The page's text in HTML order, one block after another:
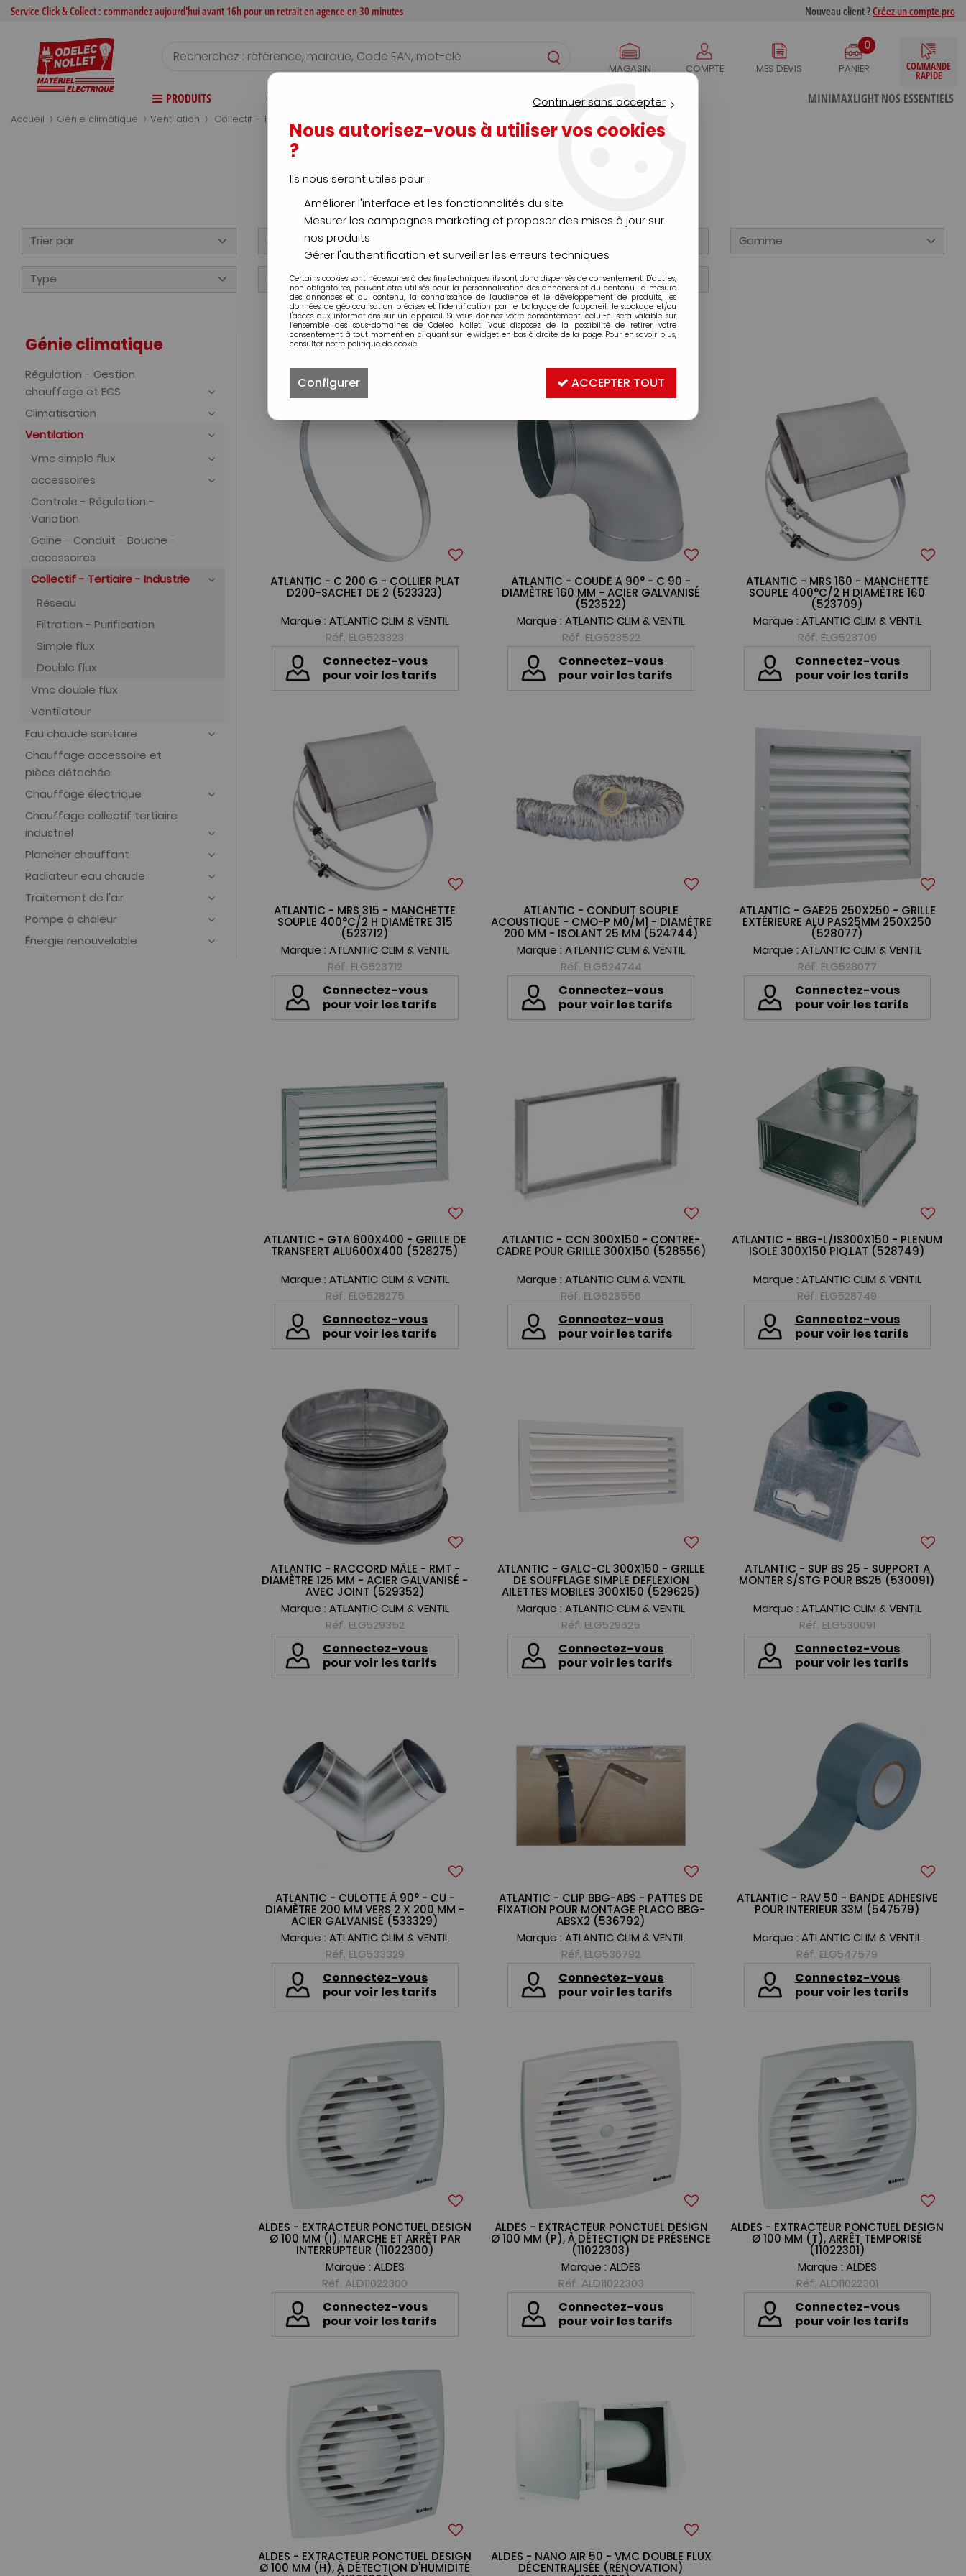
Service Click & Collect : commandez aujourd'hui avant 16h pour un retrait en agence en 30 minutes Nouveau client ?Créez un compte pro
MAGASIN COMPTE MES DEVIS
0
PANIER COMMANDE
RAPIDE
PRODUITS CATALOGUES SERVICES AGENCES MINIMAXLIGHTNOS ESSENTIELS
Accueil > Génie climatique > Ventilation > Collectif - Tertiaire - Industrie
Trier par Disponibilité Gamme
Type Famille Categorie produit
Génie climatique
Régulation - Gestion
chauffage et ECS
Climatisation
Ventilation
Vmc simple flux
accessoires
Controle - Régulation -
Variation
Gaine - Conduit - Bouche -
accessoires
Collectif - Tertiaire - Industrie
Réseau
Filtration - Purification
Simple flux
Double flux
Vmc double flux
Ventilateur
Eau chaude sanitaire
Chauffage accessoire et
pièce détachée
Chauffage électrique
Chauffage collectif tertiaire
industriel
Plancher chauffant
Radiateur eau chaude
Traitement de l'air
Pompe a chaleur
Énergie renouvelable
ATLANTIC - C 200 G - COLLIER PLAT
D200-SACHET DE 2 (523323)
Marque : ATLANTIC CLIM & VENTIL
Réf. ELG523323
Connectez-vous
pour voir les tarifs
ATLANTIC - COUDE À 90° - C 90 -
DIAMÈTRE 160 MM - ACIER GALVANISÉ
(523522)
Marque :ATLANTIC CLIM & VENTIL
Réf. ELG523522
Connectez-vous
pour voir les tarifs
ATLANTIC - MRS 160 - MANCHETTE
SOUPLE 400°C/2 H DIAMÈTRE 160
(523709)
Marque : ATLANTIC CLIM & VENTIL
Réf. ELG523709
Connectez-vous
pour voir les tarifs
ATLANTIC - MRS 315 - MANCHETTE
SOUPLE 400°C/2 H DIAMÈTRE 315
(523712)
Marque : ATLANTIC CLIM & VENTIL
Réf. ELG523712
Connectez-vous
pour voir les tarifs
ATLANTIC - CONDUIT SOUPLE
ACOUSTIQUE - CMO-P M0/M1 - DIAMÈTRE
200 MM - ISOLANT 25 MM (524744)
Marque :ATLANTIC CLIM & VENTIL
Réf. ELG524744
Connectez-vous
pour voir les tarifs
ATLANTIC - GAE25 250X250 - GRILLE
EXTÉRIEURE ALU PAS25MM 250X250
(528077)
Marque : ATLANTIC CLIM & VENTIL
Réf. ELG528077
Connectez-vous
pour voir les tarifs
ATLANTIC - GTA 600X400 - GRILLE DE
TRANSFERT ALU600X400 (528275)
Marque : ATLANTIC CLIM & VENTIL
Réf. ELG528275
Connectez-vous
pour voir les tarifs
ATLANTIC - CCN 300X150 - CONTRE-
CADRE POUR GRILLE 300X150 (528556)
Marque :ATLANTIC CLIM & VENTIL
Réf. ELG528556
Connectez-vous
pour voir les tarifs
ATLANTIC - BBG-L/IS300X150 - PLENUM
ISOLE 300X150 PIQ.LAT (528749)
Marque : ATLANTIC CLIM & VENTIL
Réf. ELG528749
Connectez-vous
pour voir les tarifs
ATLANTIC - RACCORD MÂLE - RMT -
DIAMÈTRE 125 MM - ACIER GALVANISÉ -
AVEC JOINT (529352)
Marque : ATLANTIC CLIM & VENTIL
Réf. ELG529352
Connectez-vous
pour voir les tarifs
ATLANTIC - GALC-CL 300X150 - GRILLE
DE SOUFFLAGE SIMPLE DEFLEXION
AILETTES MOBILES 300X150 (529625)
Marque :ATLANTIC CLIM & VENTIL
Réf. ELG529625
Connectez-vous
pour voir les tarifs
ATLANTIC - SUP BS 25 - SUPPORT A
MONTER S/STG POUR BS25 (530091)
Marque : ATLANTIC CLIM & VENTIL
Réf. ELG530091
Connectez-vous
pour voir les tarifs
ATLANTIC - CULOTTE À 90° - CU -
DIAMÈTRE 200 MM VERS 2 X 200 MM -
ACIER GALVANISÉ (533329)
Marque : ATLANTIC CLIM & VENTIL
Réf. ELG533329
Connectez-vous
pour voir les tarifs
ATLANTIC - CLIP BBG-ABS - PATTES DE
FIXATION POUR MONTAGE PLACO BBG-
ABSX2 (536792)
Marque :ATLANTIC CLIM & VENTIL
Réf. ELG536792
Connectez-vous
pour voir les tarifs
ATLANTIC - RAV 50 - BANDE ADHESIVE
POUR INTERIEUR 33M (547579)
Marque : ATLANTIC CLIM & VENTIL
Réf. ELG547579
Connectez-vous
pour voir les tarifs
ALDES - EXTRACTEUR PONCTUEL DESIGN
Ø 100 MM (I), MARCHE ET ARRÊT PAR
INTERRUPTEUR (11022300)
Marque : ALDES
Réf. ALD11022300
Connectez-vous
pour voir les tarifs
ALDES - EXTRACTEUR PONCTUEL DESIGN
Ø 100 MM (P), À DÉTECTION DE PRÉSENCE
(11022303)
Marque :ALDES
Réf. ALD11022303
Connectez-vous
pour voir les tarifs
ALDES - EXTRACTEUR PONCTUEL DESIGN
Ø 100 MM (T), ARRÊT TEMPORISÉ
(11022301)
Marque : ALDES
Réf. ALD11022301
Connectez-vous
pour voir les tarifs
ALDES - EXTRACTEUR PONCTUEL DESIGN
Ø 100 MM (H), À DÉTECTION D'HUMIDITÉ
ALDES - NANO AIR 50 - VMC DOUBLE FLUX
DÉCENTRALISÉE (RÉNOVATION)
Continuer sans accepter
Nous autorisez-vous à utiliser vos cookies
?
Ils nous seront utiles pour :
Améliorer l'interface et les fonctionnalités du site
Mesurer les campagnes marketing et proposer des mises à jour sur
nos produits
Gérer l'authentification et surveiller les erreurs techniques
Certains cookies sont nécessaires à des fins techniques, ils sont donc dispensés de consentement. D'autres,
non obligatoires, peuvent être utilisés pour la personnalisation des annonces et du contenu, la mesure
des annonces et du contenu, la connaissance de l'audience et le développement de produits, les
données de géolocalisation précises et l'identification par le balayage de l'appareil, le stockage et/ou
l'accès aux informations sur un appareil. Si vous donnez votre consentement, celui-ci sera valable sur
l’ensemble des sous-domaines de Odelec Nollet. Vous disposez de la possibilité de retirer votre
consentement à tout moment en cliquant sur le widget en bas à droite de la page. Pour en savoir plus,
consulter notre politique de cookie.
Configurer ACCEPTER TOUT